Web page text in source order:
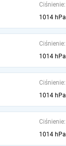
Ciśnienie:
1014 hPa
Ciśnienie:
1014 hPa
Ciśnienie:
1014 hPa
Ciśnienie:
1014 hPa